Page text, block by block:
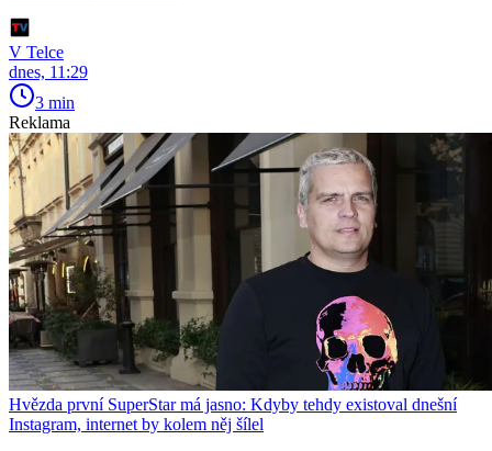
V Telce
dnes, 11:29
3 min
Reklama
Hvězda první SuperStar má jasno: Kdyby tehdy existoval dnešní
Instagram, internet by kolem něj šílel